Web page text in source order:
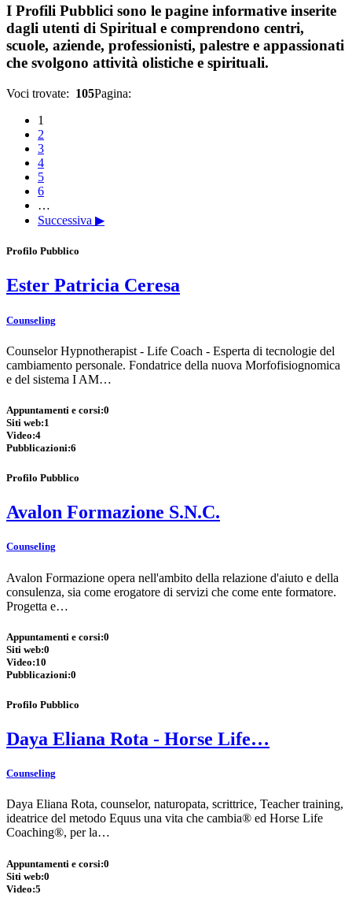
I Profili Pubblici sono le pagine informative inserite
dagli utenti di Spiritual e comprendono centri,
scuole, aziende, professionisti, palestre e appassionati
che svolgono attività olistiche e spirituali.
Voci trovate: 105Pagina:
1
2
3
4
5
6
…
Successiva ▶
Profilo Pubblico
Ester Patricia Ceresa
Counseling
Counselor Hypnotherapist - Life Coach - Esperta di tecnologie del
cambiamento personale. Fondatrice della nuova Morfofisiognomica
e del sistema I AM…
Appuntamenti e corsi:0
Siti web:1
Video:4
Pubblicazioni:6
Profilo Pubblico
Avalon Formazione S.N.C.
Counseling
Avalon Formazione opera nell'ambito della relazione d'aiuto e della
consulenza, sia come erogatore di servizi che come ente formatore.
Progetta e…
Appuntamenti e corsi:0
Siti web:0
Video:10
Pubblicazioni:0
Profilo Pubblico
Daya Eliana Rota - Horse Life…
Counseling
Daya Eliana Rota, counselor, naturopata, scrittrice, Teacher training,
ideatrice del metodo Equus una vita che cambia® ed Horse Life
Coaching®, per la…
Appuntamenti e corsi:0
Siti web:0
Video:5